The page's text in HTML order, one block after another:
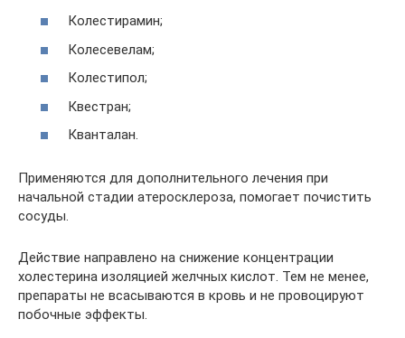
Колестирамин;
Колесевелам;
Колестипол;
Квестран;
Кванталан.
Применяются для дополнительного лечения при
начальной стадии атеросклероза, помогает почистить
сосуды.
Действие направлено на снижение концентрации
холестерина изоляцией желчных кислот. Тем не менее,
препараты не всасываются в кровь и не провоцируют
побочные эффекты.